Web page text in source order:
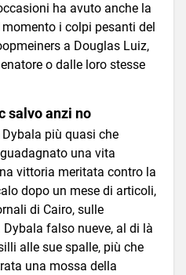
ha avuto anche la
i colpi pesanti del
a Douglas Luiz,
o dalle loro stesse
salvo anzi no
più quasi che
una vita
vittoria meritata contro la
dopo un mese di articoli,
di Cairo, sulle
falso nueve, al di là
alle sue spalle, più che
una mossa della